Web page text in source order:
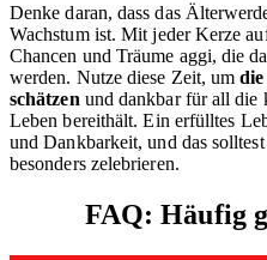
Denke daran, dass das
Wachstum ist. Mit jeder Kerze
Chancen und Träume aggi, die
werden. Nutze diese Zeit, um
schätzen und dankbar für all die
Leben bereithält. Ein erfülltes
und Dankbarkeit, und das
besonders zelebrieren.
FAQ: Häufig